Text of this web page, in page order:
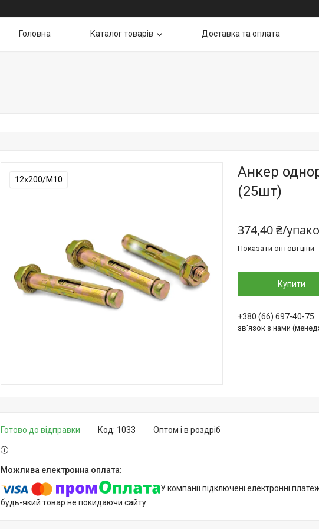
Головна Каталог товарів Доставка та оплата
12х200/М10
Анкер
(25шт)
374,40 ₴/
Показати оптові ціни
Купити
+380 (66) 697-40-75
зв'язок з нами
Готово до відправки Оптом і в роздріб
Код: 1033
У компанії підключені електронні
будь-який товар не покидаючи сайту.